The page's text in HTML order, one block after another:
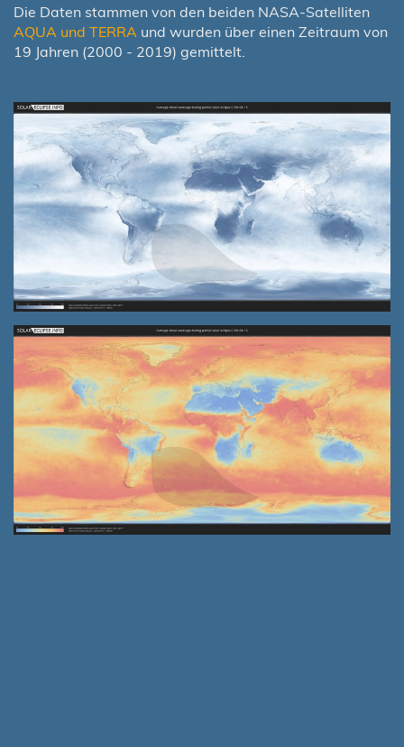
Die Daten stammen von den beiden NASA-Satelliten
AQUA und TERRA und wurden über einen Zeitraum von
19 Jahren (2000 - 2019) gemittelt.